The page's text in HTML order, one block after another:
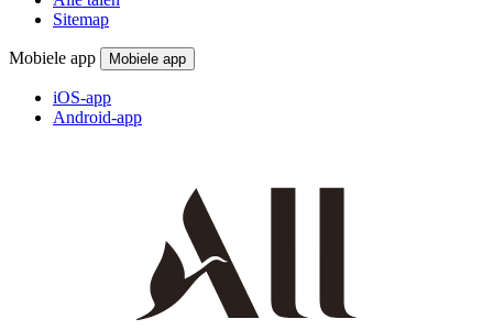
Sitemap
Mobiele app Mobiele app
iOS-app
Android-app